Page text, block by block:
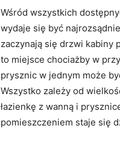
Wśród wszystkich
wydaje się być
zaczynają się drzwi kabiny
to miejsce chociażby w
prysznic w jednym może
Wszystko zależy od
łazienkę z wanną i
pomieszczeniem staje się